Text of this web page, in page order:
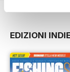
EDIZIONI